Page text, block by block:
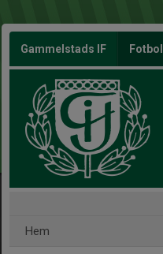
Gammelstads IF Fotboll
Hem